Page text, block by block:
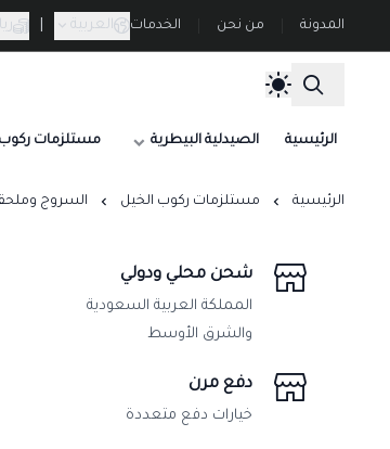
المدونة من نحن الخدمات العربية
الرئيسية الصيدلية البيطرية مستلزمات ركوب
الرئيسية مستلزمات ركوب الخيل السروج
شحن محلي ودولي
المملكة العربية السعودية
والشرق الأوسط
دفع مرن
خيارات دفع متعددة